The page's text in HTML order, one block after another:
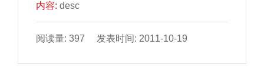
内容:desc
阅读量: 397 发表时间: 2011-10-19